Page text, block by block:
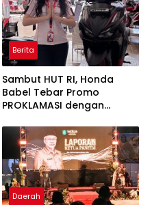
Berita
Sambut HUT RI, Honda
Babel Tebar Promo
PROKLAMASI dengan
Jutaan Rupiah
Daerah